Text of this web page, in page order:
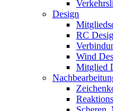
Design
RC
Wind
Mitglied